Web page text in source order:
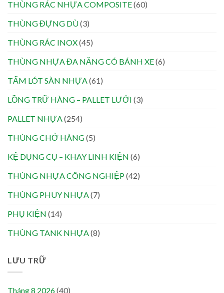
THÙNG RÁC NHỰA COMPOSITE(60)
THÙNG ĐỰNG DÙ(3)
THÙNG RÁC INOX(45)
THÙNG NHỰA ĐA NĂNG CÓ BÁNH XE(6)
TẤM LÓT SÀN NHỰA (61)
LỒNG TRỮ HÀNG – PALLET LƯỚI (3)
PALLET NHỰA (254)
THÙNG CHỞ HÀNG(5)
KỆ DỤNG CỤ – KHAY LINH KIỆN (6)
THÙNG NHỰA CÔNG NGHIỆP(42)
THÙNG PHUY NHỰA (7)
PHỤ KIỆN (14)
THÙNG TANK NHỰA (8)
LƯU TRỮ
Tháng 8 2026(40)